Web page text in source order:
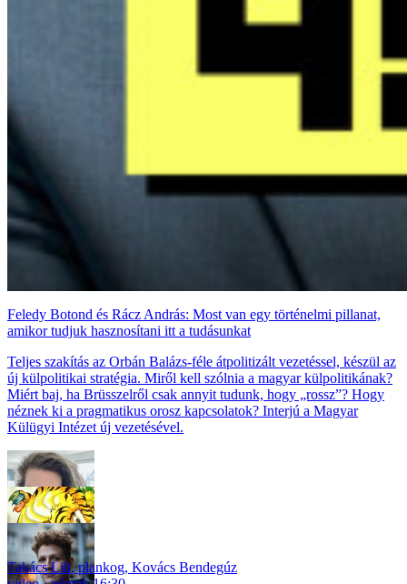
Feledy Botond és Rácz András: Most van egy történelmi pillanat,
amikor tudjuk hasznosítani itt a tudásunkat
Teljes szakítás az Orbán Balázs-féle átpolitizált vezetéssel, készül az
új külpolitikai stratégia. Miről kell szólnia a magyar külpolitikának?
Miért baj, ha Brüsszelről csak annyit tudunk, hogy „rossz”? Hogy
néznek ki a pragmatikus orosz kapcsolatok? Interjú a Magyar
Külügyi Intézet új vezetésével.
Takács Lili,plankog, Kovács Bendegúz